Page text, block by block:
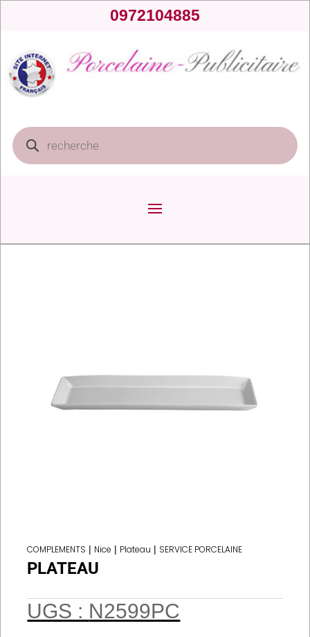
0972104885
Recherche
de
produits
COMPLEMENTS | Nice | Plateau | SERVICE PORCELAINE
PLATEAU
UGS : N2599PC